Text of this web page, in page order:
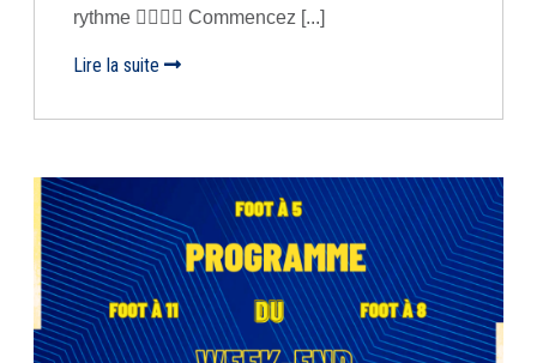
rythme 🚶‍♂️🚴‍♀️ Commencez [...]
Lire la suite